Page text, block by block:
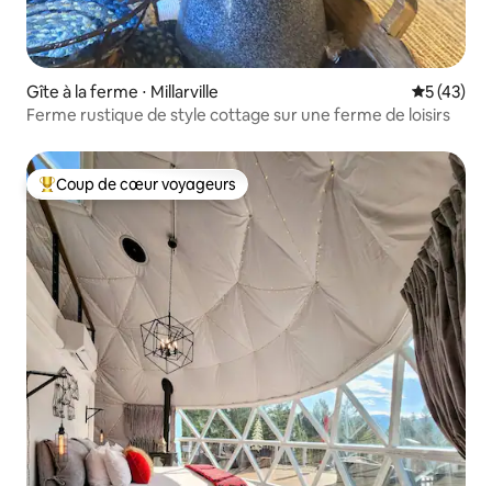
Gîte à la ferme ⋅ Millarville
5 (43)
Ferme rustique de style cottage sur une ferme de loisirs
Coups de cœur voyageurs les plus appréciés
Coup de cœur voyageurs